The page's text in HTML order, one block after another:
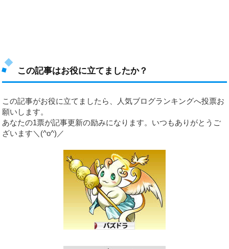
この記事はお役に立てましたか？
この記事がお役に立てましたら、人気ブログランキングへ投票お
願いします。
あなたの1票が記事更新の励みになります。いつもありがとうご
ざいます＼(^o^)／